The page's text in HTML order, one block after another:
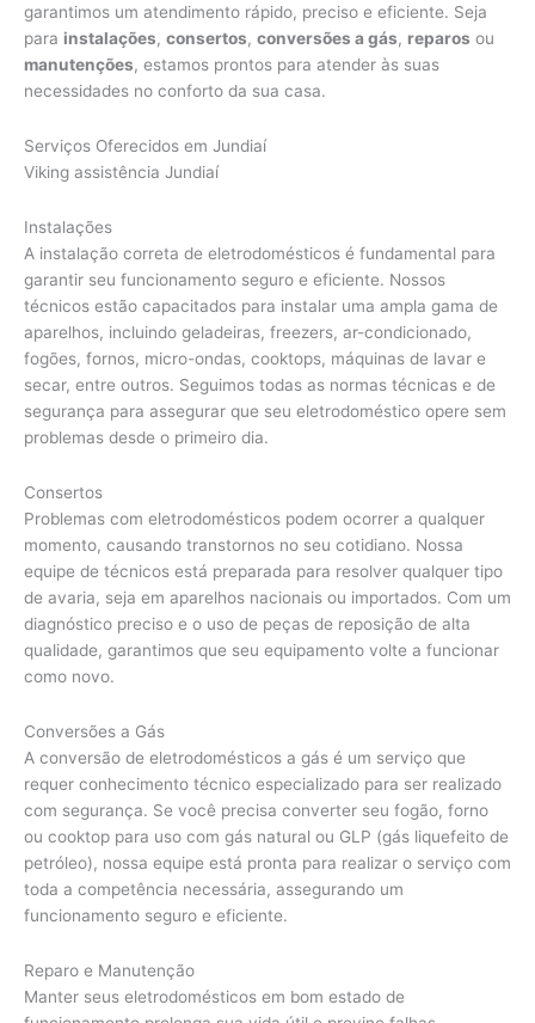
garantimos um atendimento rápido, preciso e eficiente. Seja
para instalações, consertos, conversões a gás, reparos ou
manutenções, estamos prontos para atender às suas
necessidades no conforto da sua casa.
Serviços Oferecidos em Jundiaí
Viking assistência Jundiaí
Instalações
A instalação correta de eletrodomésticos é fundamental para
garantir seu funcionamento seguro e eficiente. Nossos
técnicos estão capacitados para instalar uma ampla gama de
aparelhos, incluindo geladeiras, freezers, ar-condicionado,
fogões, fornos, micro-ondas, cooktops, máquinas de lavar e
secar, entre outros. Seguimos todas as normas técnicas e de
segurança para assegurar que seu eletrodoméstico opere sem
problemas desde o primeiro dia.
Consertos
Problemas com eletrodomésticos podem ocorrer a qualquer
momento, causando transtornos no seu cotidiano. Nossa
equipe de técnicos está preparada para resolver qualquer tipo
de avaria, seja em aparelhos nacionais ou importados. Com um
diagnóstico preciso e o uso de peças de reposição de alta
qualidade, garantimos que seu equipamento volte a funcionar
como novo.
Conversões a Gás
A conversão de eletrodomésticos a gás é um serviço que
requer conhecimento técnico especializado para ser realizado
com segurança. Se você precisa converter seu fogão, forno
ou cooktop para uso com gás natural ou GLP (gás liquefeito de
petróleo), nossa equipe está pronta para realizar o serviço com
toda a competência necessária, assegurando um
funcionamento seguro e eficiente.
Reparo e Manutenção
Manter seus eletrodomésticos em bom estado de